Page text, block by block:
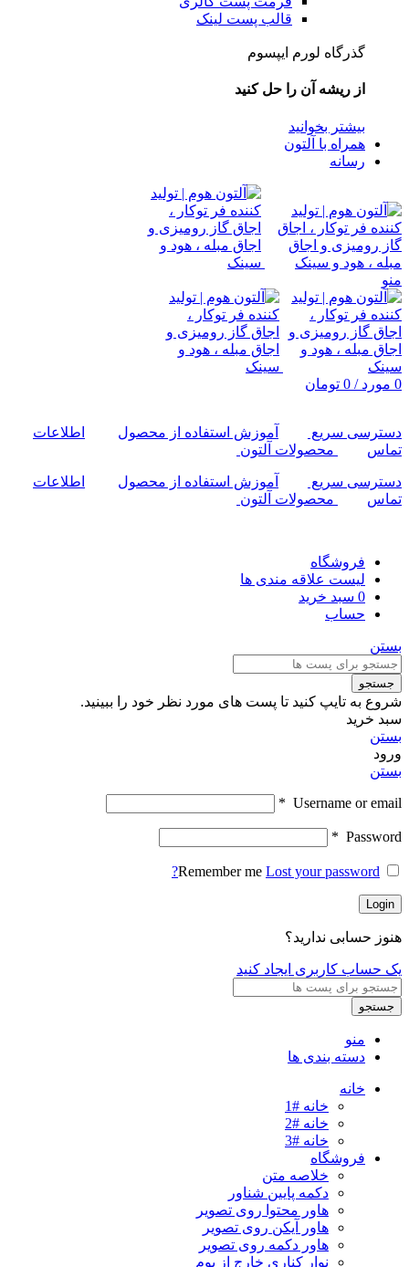
قالب پست لینک
گذرگاه لورم ایپسوم
از ریشه آن را حل کنید
بیشتر بخوانید
همراه با آلتون
رسانه
منو
0 مورد/
0 تومان
دسترسی سریع آموزش استفاده از محصول
اطلاعات
تماس
محصولات آلتون
دسترسی سریع آموزش استفاده از محصول
اطلاعات
تماس
محصولات آلتون
فروشگاه
لیست علاقه مندی ها
0 سبد خرید
حساب
بستن
جستجو
شروع به تایپ کنید تا پست های مورد نظر خود را ببینید.
سبد خرید
بستن
ورود
بستن
Username or email
*
Password
*
Remember me Lost your password?
Login
هنوز حسابی ندارید؟
یک حساب کاربری ایجاد کنید
جستجو
منو
دسته بندی ها
خانه
خانه #1
خانه #2
خانه #3
فروشگاه
خلاصه متن
دکمه پایین شناور
هاور محتوا روی تصویر
هاور آیکن روی تصویر
هاور دکمه روی تصویر
نوار کناری خارج از بوم